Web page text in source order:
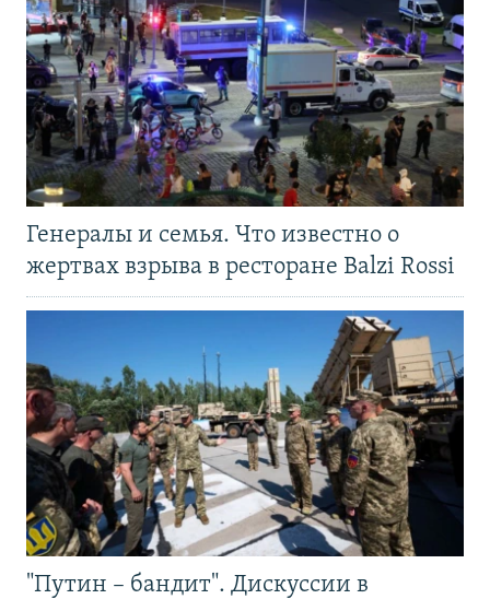
Генералы и семья. Что известно о
жертвах взрыва в ресторане Balzi Rossi
"Путин – бандит". Дискуссии в